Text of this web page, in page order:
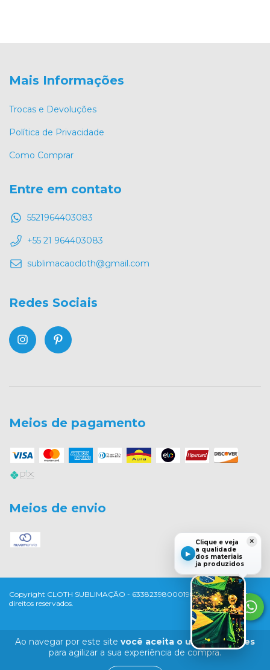
Ao navegar por este site você aceita o uso de cookies
para agilizar a sua experiência de compra.
Mais Informações
Trocas e Devoluções
Política de Privacidade
Como Comprar
Entre em contato
5521964403083
+55 21 964403083
sublimacaocloth@gmail.com
Redes Sociais
Meios de pagamento
Meios de envio
Copyright CLOTH SUBLIMAÇÃO - 63382398000198 - 2026. Todos os
direitos reservados.
×
▶
Clique e veja
a qualidade
dos materiais
ja produzidos